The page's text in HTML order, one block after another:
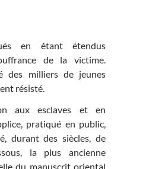
en étant étendus
de la victime.
des milliers de jeunes
résisté.
aux esclaves et en
pratiqué en public,
durant des siècles, de
la plus ancienne
du manuscrit oriental